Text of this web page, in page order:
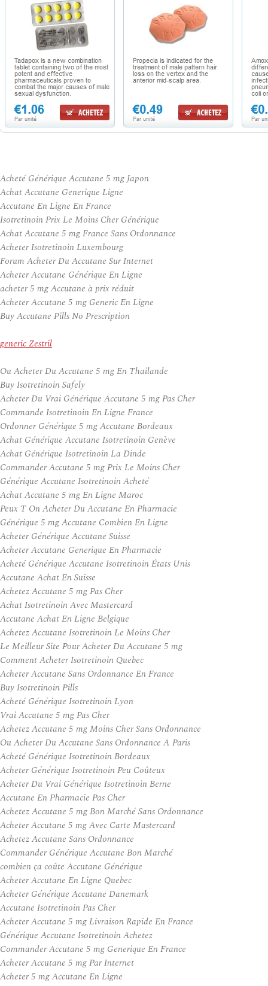
Acheté Générique Accutane 5 mg Japon
Achat Accutane Generique Ligne
Accutane En Ligne En France
Isotretinoin Prix Le Moins Cher Générique
Achat Accutane 5 mg France Sans Ordonnance
Acheter Isotretinoin Luxembourg
Forum Acheter Du Accutane Sur Internet
Acheter Accutane Générique En Ligne
acheter 5 mg Accutane à prix réduit
Acheter Accutane 5 mg Generic En Ligne
Buy Accutane Pills No Prescription
generic Zestril
Ou Acheter Du Accutane 5 mg En Thailande
Buy Isotretinoin Safely
Acheter Du Vrai Générique Accutane 5 mg Pas Cher
Commande Isotretinoin En Ligne France
Ordonner Générique 5 mg Accutane Bordeaux
Achat Générique Accutane Isotretinoin Genève
Achat Générique Isotretinoin La Dinde
Commander Accutane 5 mg Prix Le Moins Cher
Générique Accutane Isotretinoin Acheté
Achat Accutane 5 mg En Ligne Maroc
Peux T On Acheter Du Accutane En Pharmacie
Générique 5 mg Accutane Combien En Ligne
Acheter Générique Accutane Suisse
Acheter Accutane Generique En Pharmacie
Acheté Générique Accutane Isotretinoin États Unis
Accutane Achat En Suisse
Achetez Accutane 5 mg Pas Cher
Achat Isotretinoin Avec Mastercard
Accutane Achat En Ligne Belgique
Achetez Accutane Isotretinoin Le Moins Cher
Le Meilleur Site Pour Acheter Du Accutane 5 mg
Comment Acheter Isotretinoin Quebec
Acheter Accutane Sans Ordonnance En France
Buy Isotretinoin Pills
Acheté Générique Isotretinoin Lyon
Vrai Accutane 5 mg Pas Cher
Achetez Accutane 5 mg Moins Cher Sans Ordonnance
Ou Acheter Du Accutane Sans Ordonnance A Paris
Acheté Générique Isotretinoin Bordeaux
Acheter Générique Isotretinoin Peu Coûteux
Acheter Du Vrai Générique Isotretinoin Berne
Accutane En Pharmacie Pas Cher
Achetez Accutane 5 mg Bon Marché Sans Ordonnance
Acheter Accutane 5 mg Avec Carte Mastercard
Achetez Accutane Sans Ordonnance
Commander Générique Accutane Bon Marché
combien ça coûte Accutane Générique
Acheter Accutane En Ligne Quebec
Acheter Générique Accutane Danemark
Accutane Isotretinoin Pas Cher
Acheter Accutane 5 mg Livraison Rapide En France
Générique Accutane Isotretinoin Achetez
Commander Accutane 5 mg Generique En France
Acheter Accutane 5 mg Par Internet
Acheter 5 mg Accutane En Ligne